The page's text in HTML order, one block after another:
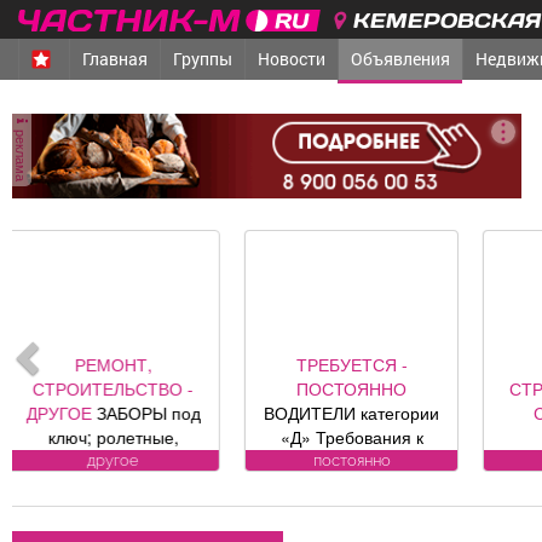
КЕМЕРОВСКАЯ
Главная Группы Новости Объявления
реклама
ТРЕБУЕТСЯ -
ПОСТОЯННО
ВОДИТЕЛИ категории
«Д» Требования к
кандидату: Водителей
переобучим за счет
средств предприятия до
постоянно
РЕМОНТ,
СТРОИТЕЛЬСТВО -
САНТЕХНИКА
ПОВЕРКА
ВОДОСЧЕТЧИКОВ на
замена, регистрация.
сантехника